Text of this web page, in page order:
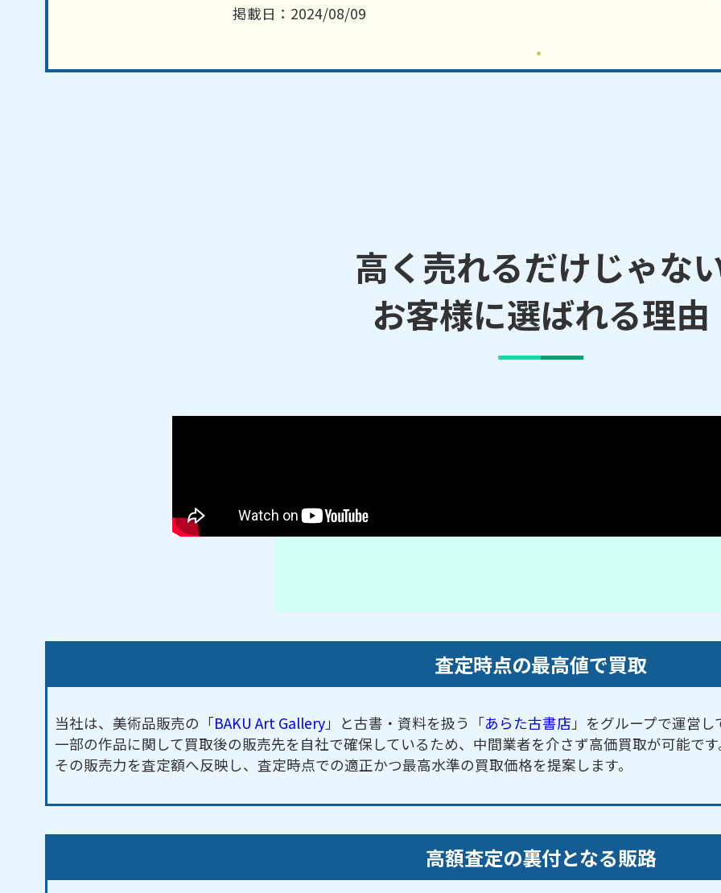
掲載日：2024/08/09
高く売れるだけじゃな
お客様に選ばれる理由
査定時点の最高値で買取
当社は、美術品販売の「BAKU Art Gallery」と古書・資料を扱う「あらた古書店 」をグループで運営し
一部の作品に関して買取後の販売先を自社で確保しているため、中間業者を介さず高価買取が可能で
その販売力を査定額へ反映し、査定時点での適正かつ最高水準の買取価格を提案します。
高額査定の裏付となる販路